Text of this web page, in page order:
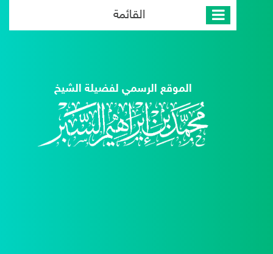
القائمة
الموقع الرسمي لفضيلة الشيخ